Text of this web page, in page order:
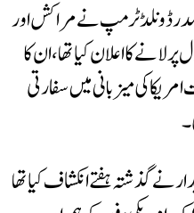
ٹرمپ نے مراکش اور
کیا تھا، ان کا
میزبانی میں سفارتی
ہفتے انکشاف کیا تھا